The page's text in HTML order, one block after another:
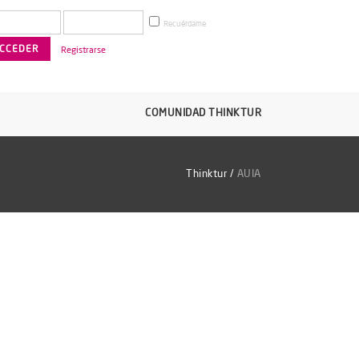
Recuérdame
Registrarse
COMUNIDAD THINKTUR
Thinktur / AUIA